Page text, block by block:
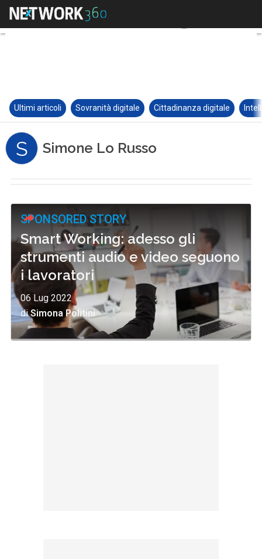
Ultimi articoli Sovranità digitale Cittadinanza digitale
S Simone Lo Russo
SPONSORED STORY
Smart Working: adesso gli
strumenti audio e video seguono
i lavoratori
06 Lug 2022
diSimona Politini